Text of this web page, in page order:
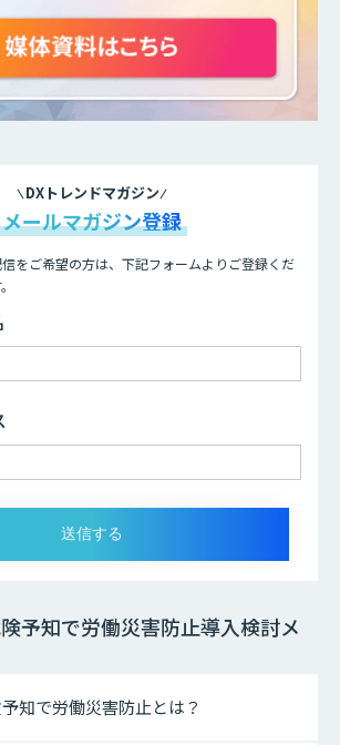
DXトレンドマガジン
メールマガジン登録
をご希望の方は、下記フォームよりご登録くだ
予知で労働災害防止導入検討メ
知で労働災害防止とは？